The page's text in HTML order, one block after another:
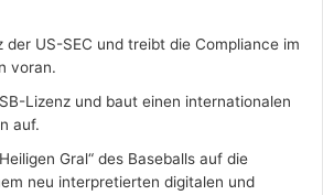
der US-SEC und treibt die Compliance im
voran.
Lizenz und baut einen internationalen
auf.
Gral“ des Baseballs auf die
neu interpretierten digitalen und